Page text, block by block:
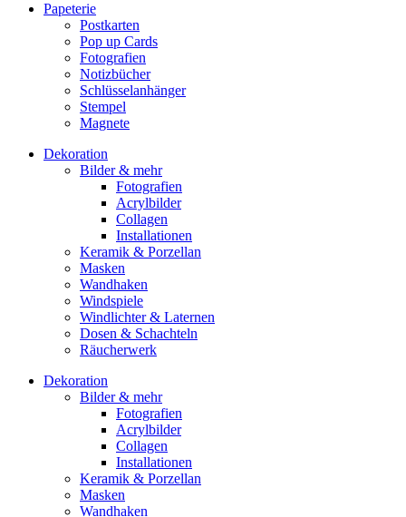
Papeterie
Postkarten
Pop up Cards
Fotografien
Notizbücher
Schlüsselanhänger
Stempel
Magnete
Dekoration
Bilder & mehr
Fotografien
Acrylbilder
Collagen
Installationen
Keramik & Porzellan
Masken
Wandhaken
Windspiele
Windlichter & Laternen
Dosen & Schachteln
Räucherwerk
Dekoration
Bilder & mehr
Fotografien
Acrylbilder
Collagen
Installationen
Keramik & Porzellan
Masken
Wandhaken